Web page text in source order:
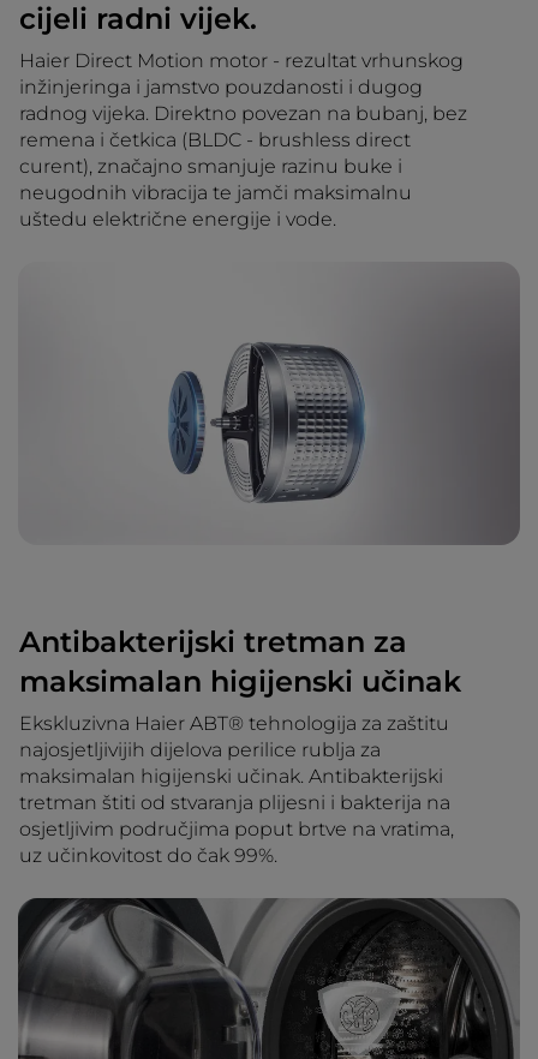
cijeli radni vijek.
Haier Direct Motion motor - rezultat vrhunskog
inžinjeringa i jamstvo pouzdanosti i dugog
radnog vijeka. Direktno povezan na bubanj, bez
remena i četkica (BLDC - brushless direct
curent), značajno smanjuje razinu buke i
neugodnih vibracija te jamči maksimalnu
uštedu električne energije i vode.
Antibakterijski tretman za
maksimalan higijenski učinak
Ekskluzivna Haier ABT® tehnologija za zaštitu
najosjetljivijih dijelova perilice rublja za
maksimalan higijenski učinak. Antibakterijski
tretman štiti od stvaranja plijesni i bakterija na
osjetljivim područjima poput brtve na vratima,
uz učinkovitost do čak 99%.